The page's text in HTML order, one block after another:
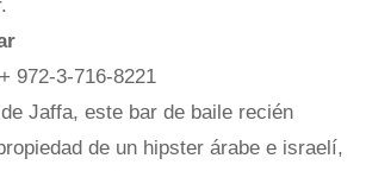
972-3-716-8221
Jaffa, este bar de baile recién
de un hipster árabe e israelí,